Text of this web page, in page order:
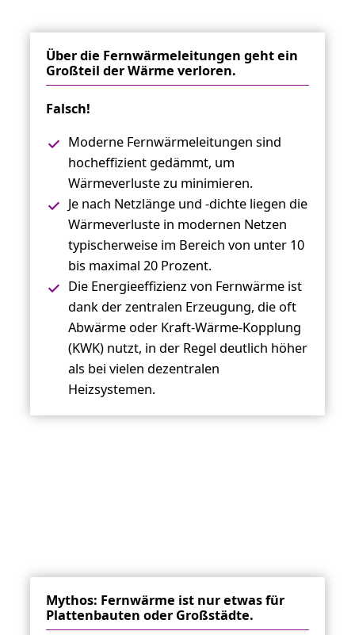
Über die Fernwärmeleitungen geht ein
Großteil der Wärme verloren.
Falsch!
Moderne Fernwärmeleitungen sind
hocheffizient gedämmt, um
Wärmeverluste zu minimieren.
Je nach Netzlänge und -dichte liegen die
Wärmeverluste in modernen Netzen
typischerweise im Bereich von unter 10
bis maximal 20 Prozent.
Die Energieeffizienz von Fernwärme ist
dank der zentralen Erzeugung, die oft
Abwärme oder Kraft-Wärme-Kopplung
(KWK) nutzt, in der Regel deutlich höher
als bei vielen dezentralen
Heizsystemen.
Mythos: Fernwärme ist nur etwas für
Plattenbauten oder Großstädte.